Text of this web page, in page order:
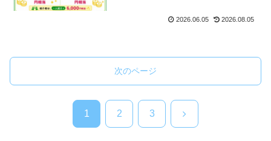
2026.06.05 2026.08.05
次のページ
1 2 3 次